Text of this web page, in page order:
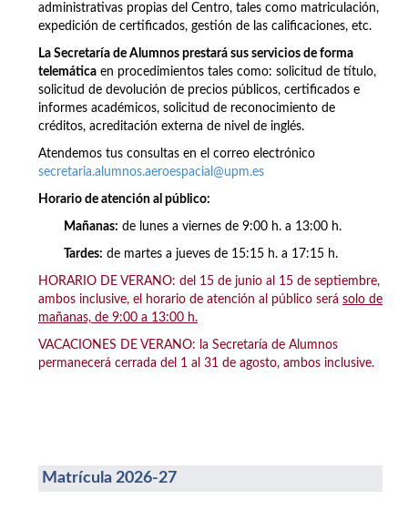
administrativas propias del Centro, tales como matriculación,
expedición de certificados, gestión de las calificaciones, etc.
La Secretaría de Alumnos prestará sus servicios de forma
telemática en procedimientos tales como: solicitud de título,
solicitud de devolución de precios públicos, certificados e
informes académicos, solicitud de reconocimiento de
créditos, acreditación externa de nivel de inglés.
Atendemos tus consultas en el correo electrónico
secretaria.alumnos.aeroespacial@upm.es
Horario de atención al público:
Mañanas: de lunes a viernes de 9:00 h. a 13:00 h.
Tardes: de martes a jueves de 15:15 h. a 17:15 h.
HORARIO DE VERANO: del 15 de junio al 15 de septiembre,
ambos inclusive, el horario de atención al público será solo de
mañanas, de 9:00 a 13:00 h.
VACACIONES DE VERANO: la Secretaría de Alumnos
permanecerá cerrada del 1 al 31 de agosto, ambos inclusive.
Matrícula 2026-27